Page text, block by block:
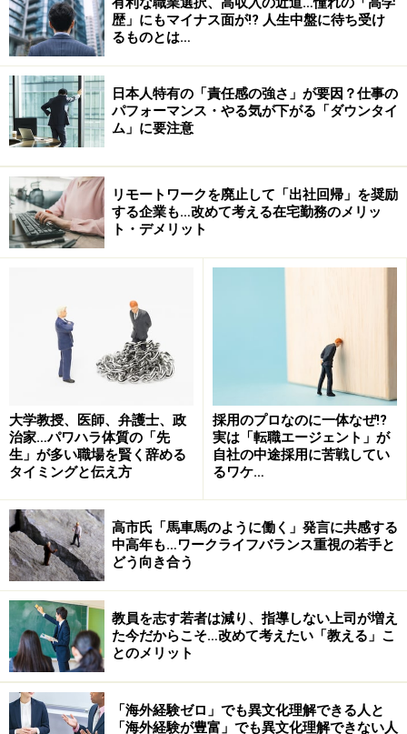
ところで、話しはそれますが、経営者の方々もときに
は、「何を書いて良いかわからない」といった状況に陥
ることもあるようです。ですので、興味のある企業につ
いては、是非コメントやトラックバックなどで意見を寄
せたり、どんなことを書いて欲しいのか要望をあげてみ
てはいかがでしょうか。経営者ブログをもっと活性化さ
アノ会社の社長ブログを、早速チェック！
それでは、社長ブログで参考になると思われるものを挙
げさせていただきます。有益かつ更新性の高いブログを
中心に挙げさせて頂きました。ご参照下さい。
■渋谷ではたらく社長のアメブロ
…サイバーエージェント 藤田社長
歴」にもマイナス面が!? 人生中盤に待ち受け
るものとは…
日本人特有の「責任感の強さ」が要因？仕事の
パフォーマンス・やる気が下がる「ダウンタイ
ム」に要注意
リモートワークを廃止して「出社回帰」を奨励
する企業も…改めて考える在宅勤務のメリッ
ト・デメリット
大学教授、医師、弁護士、政
治家…パワハラ体質の「先
生」が多い職場を賢く辞める
タイミングと伝え方
採用のプロなのに一体なぜ!?
実は「転職エージェント」が
自社の中途採用に苦戦してい
るワケ…
高市氏「馬車馬のように働く」発言に共感する
中高年も…ワークライフバランス重視の若手と
どう向き合う
教員を志す若者は減り、指導しない上司が増え
た今だからこそ…改めて考えたい「教える」こ
とのメリット
「海外経験ゼロ」でも異文化理解できる人と
「海外経験が豊富」でも異文化理解できない人